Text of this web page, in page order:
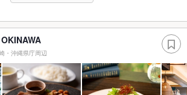
・沖縄県庁周辺